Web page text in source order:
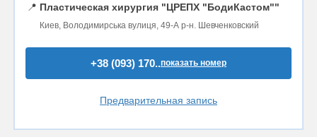
📍 Пластическая хирургия "ЦРЕПХ "БодиКастом""
Киев, Володимирська вулиця, 49-А р-н. Шевченковский
+38 (093) 170..показать номер
Предварительная запись